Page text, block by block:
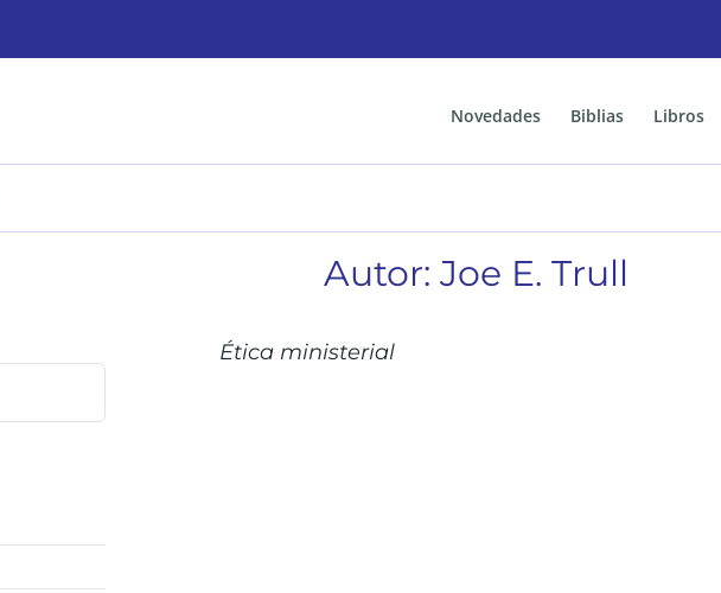
Novedades Biblias Libros
Autor: Joe E. Trull
Ética ministerial